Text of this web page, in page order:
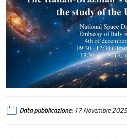
Data pubblicazione:17 Novembre 2025